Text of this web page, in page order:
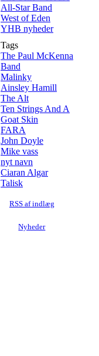
All-Star Band
West of Eden
YHB nyheder
Tags
The Paul McKenna
Band
Malinky
Ainsley Hamill
The Alt
Ten Strings And A
Goat Skin
FARA
John Doyle
Mike vass
nyt navn
Ciaran Algar
Talisk
RSS af indlæg
Nyheder